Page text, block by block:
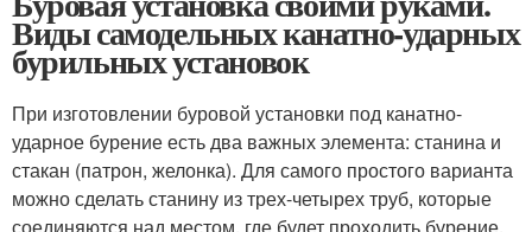
Виды самодельных канатно-ударных
бурильных установок
При изготовлении буровой установки под канатно-
ударное бурение есть два важных элемента: станина и
стакан (патрон, желонка). Для самого простого варианта
можно сделать станину из трех-четырех труб, которые